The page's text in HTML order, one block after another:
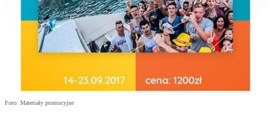
Foto: Materiały promocyjne